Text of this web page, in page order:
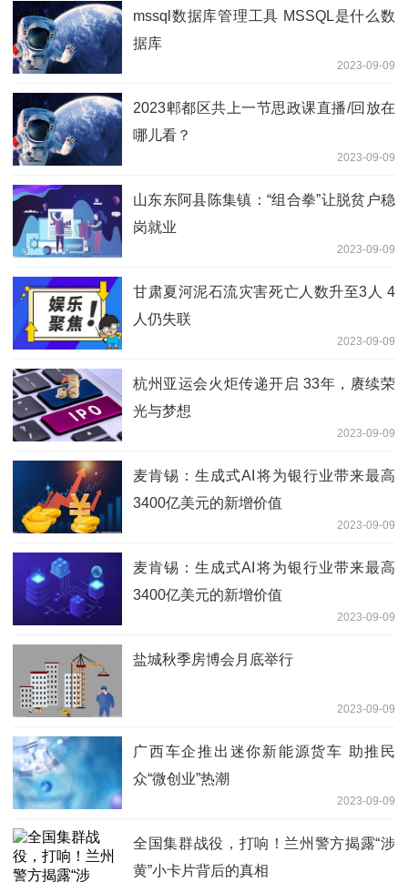
mssql数据库管理工具 MSSQL是什么数
据库
2023-09-09
2023郫都区共上一节思政课直播/回放在
哪儿看？
2023-09-09
山东东阿县陈集镇：“组合拳”让脱贫户稳
岗就业
2023-09-09
甘肃夏河泥石流灾害死亡人数升至3人 4
人仍失联
2023-09-09
杭州亚运会火炬传递开启 33年，赓续荣
光与梦想
2023-09-09
麦肯锡：生成式AI将为银行业带来最高
3400亿美元的新增价值
2023-09-09
麦肯锡：生成式AI将为银行业带来最高
3400亿美元的新增价值
2023-09-09
盐城秋季房博会月底举行
2023-09-09
广西车企推出迷你新能源货车 助推民
众“微创业”热潮
2023-09-09
全国集群战役，打响！兰州警方揭露“涉
黄”小卡片背后的真相